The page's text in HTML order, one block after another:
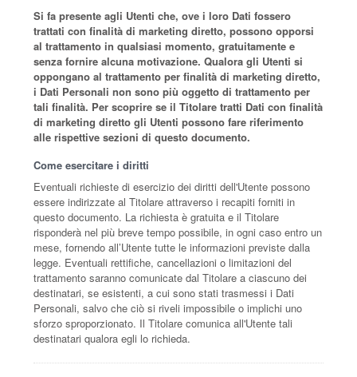
Si fa presente agli Utenti che, ove i loro Dati fossero
trattati con finalità di marketing diretto, possono opporsi
al trattamento in qualsiasi momento, gratuitamente e
senza fornire alcuna motivazione. Qualora gli Utenti si
oppongano al trattamento per finalità di marketing diretto,
i Dati Personali non sono più oggetto di trattamento per
tali finalità. Per scoprire se il Titolare tratti Dati con finalità
di marketing diretto gli Utenti possono fare riferimento
alle rispettive sezioni di questo documento.
Come esercitare i diritti
Eventuali richieste di esercizio dei diritti dell'Utente possono
essere indirizzate al Titolare attraverso i recapiti forniti in
questo documento. La richiesta è gratuita e il Titolare
risponderà nel più breve tempo possibile, in ogni caso entro un
mese, fornendo all’Utente tutte le informazioni previste dalla
legge. Eventuali rettifiche, cancellazioni o limitazioni del
trattamento saranno comunicate dal Titolare a ciascuno dei
destinatari, se esistenti, a cui sono stati trasmessi i Dati
Personali, salvo che ciò si riveli impossibile o implichi uno
sforzo sproporzionato. Il Titolare comunica all'Utente tali
destinatari qualora egli lo richieda.